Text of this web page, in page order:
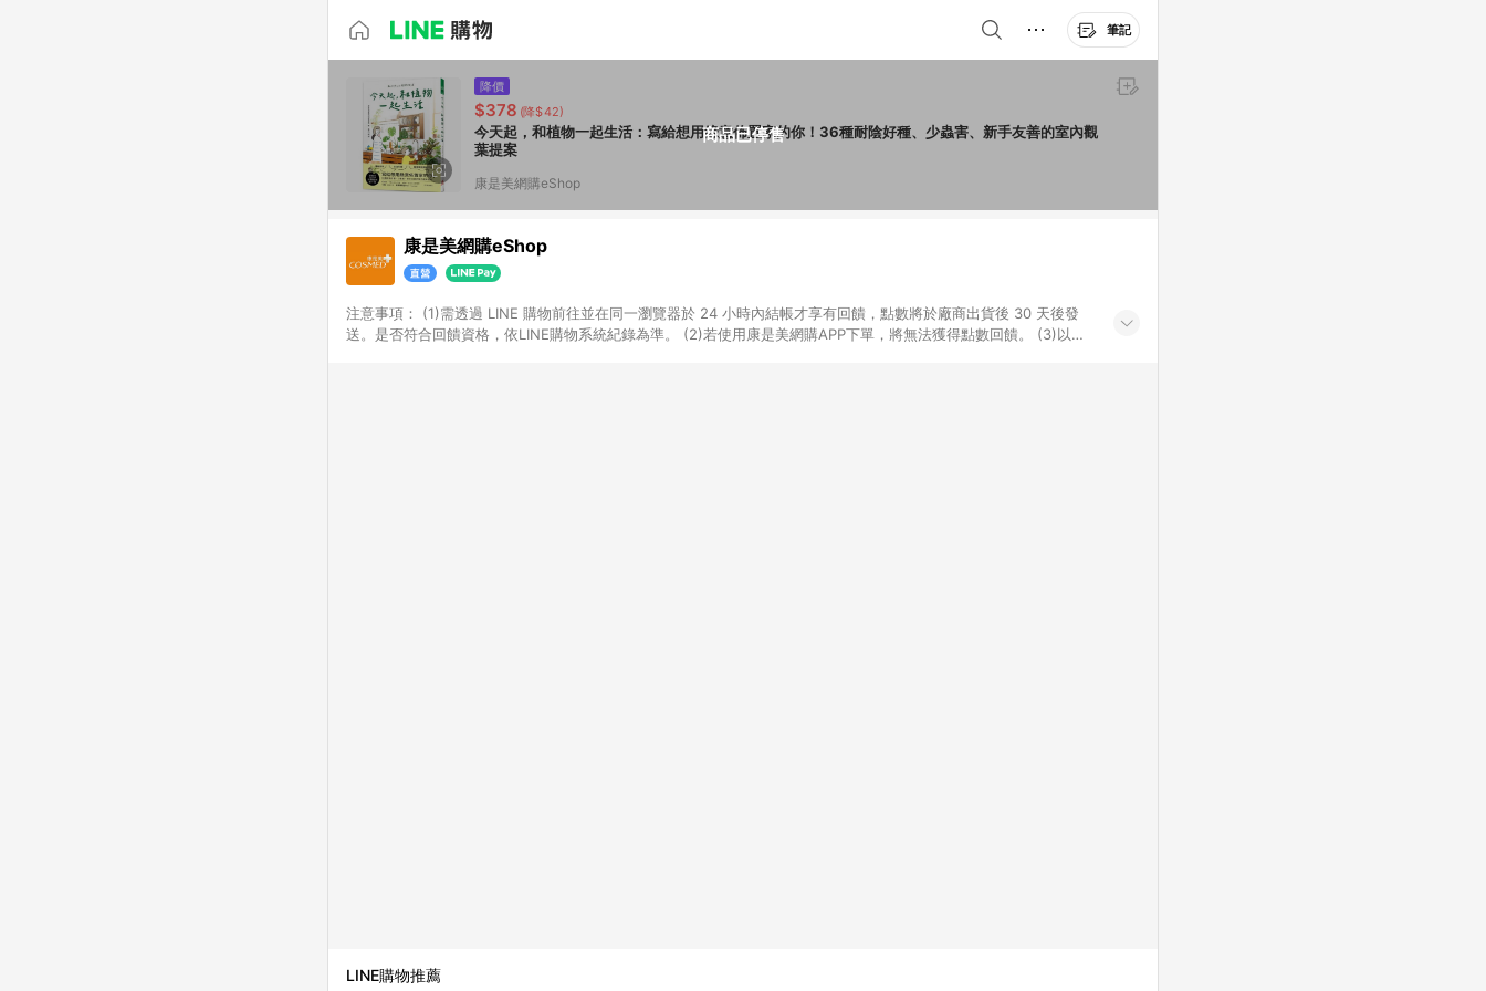
筆記
商品已停售
降價
$378 (降$42)
今天起，和植物一起生活：寫給想用綠意佈置家的你！36種耐陰好種、少蟲害、新手友善的室內觀
葉提案
康是美網購eShop
康是美網購eShop
注意事項：​ (1)需透過 LINE 購物前往並在同一瀏覽器於 24 小時內結帳才享有回饋，點數將於廠商出貨後 30 天後發
送。​是否符合回饋資格，依LINE購物系統紀錄為準。 (2)若使用康是美網購APP下單，將無法獲得點數回饋。​ (3)以下
LINE購物推薦